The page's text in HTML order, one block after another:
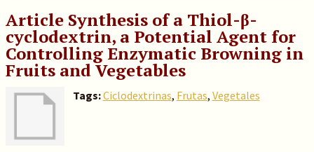
Article Synthesis of a Thiol-β-
cyclodextrin, a Potential Agent for
Controlling Enzymatic Browning in
Fruits and Vegetables
Tags:Ciclodextrinas, Frutas, Vegetales